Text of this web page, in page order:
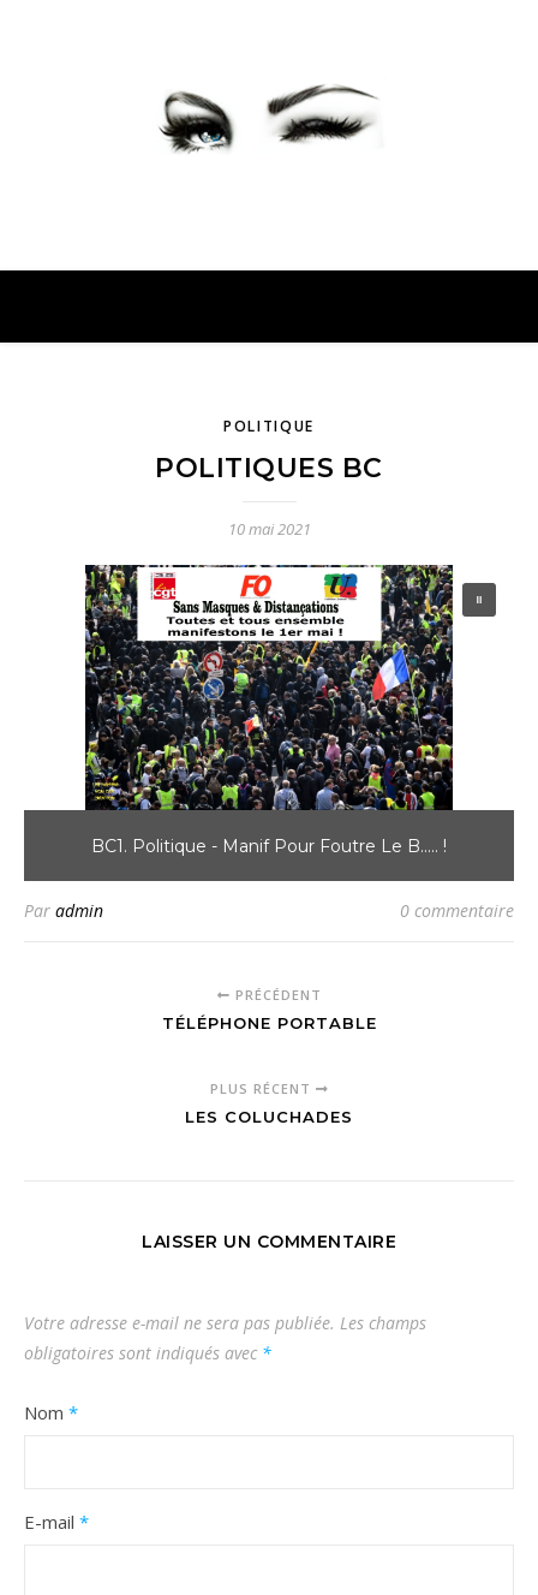
POLITIQUE
POLITIQUES BC
10 mai 2021
BC1. Politique - Manif Pour Foutre Le B..... !
Par admin 0 commentaire
PRÉCÉDENT
TÉLÉPHONE PORTABLE
PLUS RÉCENT
LES COLUCHADES
LAISSER UN COMMENTAIRE
Votre adresse e-mail ne sera pas publiée. Les champs
obligatoires sont indiqués avec *
Nom *
E-mail *